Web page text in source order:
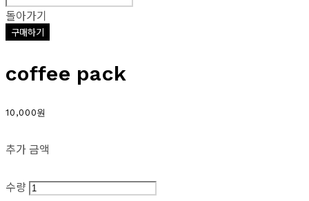
돌아가기
구매하기
coffee pack
10,000원
추가 금액
수량